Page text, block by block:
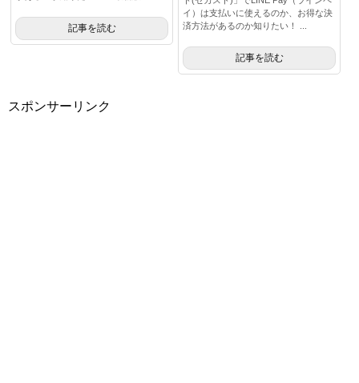
記事を読む
イ）は支払いに使えるのか、お得な決
済方法があるのか知りたい！ ...
記事を読む
スポンサーリンク